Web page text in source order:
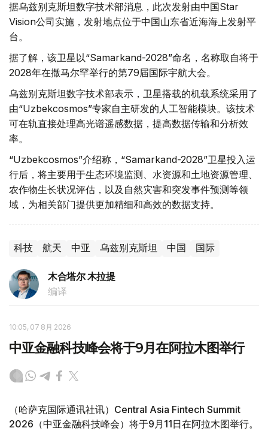
据乌兹别克斯坦数字技术部消息，此次发射由中国Star
Vision公司实施，发射地点位于中国山东省近海海上发射平
台。
据了解，该卫星以“Samarkand-2028”命名，名称取自将于
2028年在撒马尔罕举行的第79届国际宇航大会。
乌兹别克斯坦数字技术部表示，卫星搭载的机载系统采用了
由“Uzbekcosmos”专家自主研发的人工智能模块。该技术
可在轨直接处理高光谱遥感数据，提高数据传输和分析效
率。
“Uzbekcosmos”介绍称，“Samarkand-2028”卫星投入运
行后，将主要用于生态环境监测、水资源和土地资源管理、
农作物生长状况评估，以及自然灾害和突发事件预测等领
域，为相关部门提供更加精细和高效的数据支持。
科技 航天 中亚 乌兹别克斯坦 中国 国际
木合塔尔 木拉提
编译
10:05, 07 8月 2026
中亚金融科技峰会将于9月在阿拉木图举行
（哈萨克国际通讯社讯）Central Asia Fintech Summit
2026（中亚金融科技峰会）将于9月11日在阿拉木图举行。